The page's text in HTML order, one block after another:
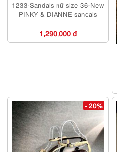
1233-Sandals nữ size 36-New
PINKY & DIANNE sandals
1,290,000 đ
- 20%